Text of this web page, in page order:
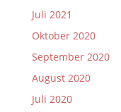
Juli 2021
Oktober 2020
September 2020
August 2020
Juli 2020